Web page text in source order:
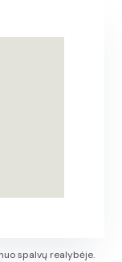
spalvų realybėje.